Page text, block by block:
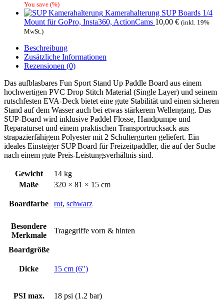
You save (%)
Kamerahalterung SUP Boards 1/4
Mount für GoPro, Insta360, ActionCams 10,00 € (inkl. 19%
MwSt.)
Beschreibung
Zusätzliche Informationen
Rezensionen (0)
Das aufblasbares Fun Sport Stand Up Paddle Board aus einem
hochwertigen PVC Drop Stitch Material (Single Layer) und seinem
rutschfesten EVA-Deck bietet eine gute Stabilität und einen sicheren
Stand auf dem Wasser auch bei etwas stärkerem Wellengang. Das
SUP-Board wird inklusive Paddel Flosse, Handpumpe und
Reparaturset und einem praktischen Transportrucksack aus
strapazierfähigem Polyester mit 2 Schultergurten geliefert. Ein
ideales Einsteiger SUP Board für Freizeitpaddler, die auf der Suche
nach einem gute Preis-Leistungsverhältnis sind.
Gewicht
14 kg
Maße
320 × 81 × 15 cm
Boardfarbe rot, schwarz
Besondere
Merkmale
Tragegriffe vorn & hinten
Boardgröße
Dicke 15 cm (6")
PSI max. 18 psi (1.2 bar)